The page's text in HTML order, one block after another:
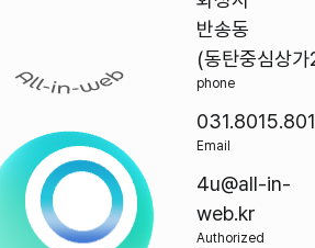
반송동
(동탄중심상
phone
Email
4u@all-in-
web.kr
Authorized